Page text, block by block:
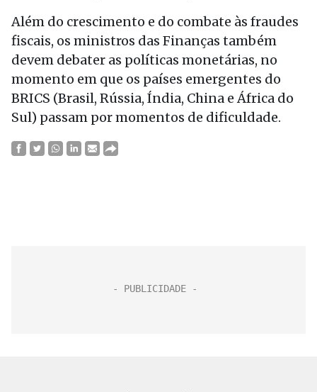
Além do crescimento e do combate às fraudes
fiscais, os ministros das Finanças também
devem debater as políticas monetárias, no
momento em que os países emergentes do
BRICS (Brasil, Rússia, Índia, China e África do
Sul) passam por momentos de dificuldade.